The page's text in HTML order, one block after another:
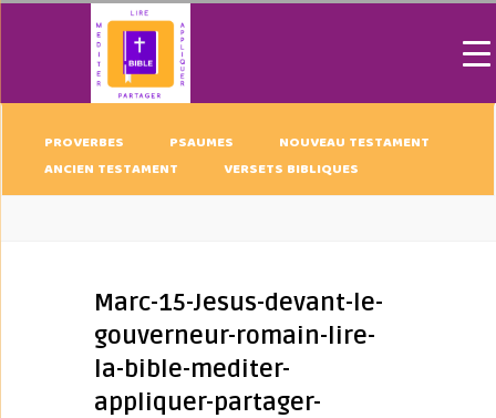
PROVERBES PSAUMES
NOUVEAU TESTAMENT
ANCIEN TESTAMENT
VERSETS BIBLIQUES
Marc-15-Jesus-devant-le-
gouverneur-romain-lire-
la-bible-mediter-
appliquer-partager-